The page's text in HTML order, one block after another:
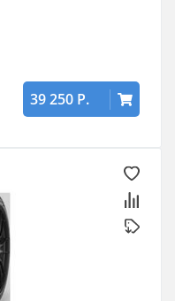
39 250 Р.